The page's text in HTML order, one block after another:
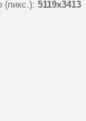
(пикс.): 5119x3413